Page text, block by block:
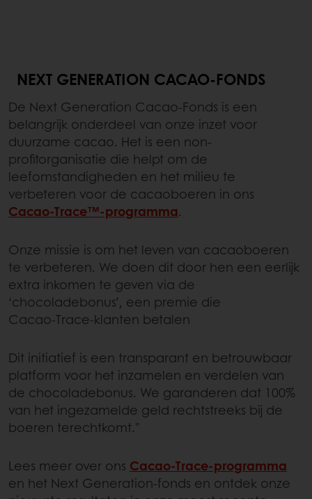
NEXT GENERATION CACAO-FONDS
De Next Generation Cacao-Fonds is een
belangrijk onderdeel van onze inzet voor
duurzame cacao. Het is een non-
profitorganisatie die helpt om de
leefomstandigheden en het milieu te
verbeteren voor de cacaoboeren in ons
Cacao-Trace™-programma.
Onze missie is om het leven van cacaoboeren
te verbeteren. We doen dit door hen een eerlijk
extra inkomen te geven via de
‘chocoladebonus’, een premie die
Cacao‑Trace‑klanten betalen
Dit initiatief is een transparant en betrouwbaar
platform voor het inzamelen en verdelen van
de chocoladebonus. We garanderen dat 100%
van het ingezamelde geld rechtstreeks bij de
boeren terechtkomt."
Lees meer over ons Cacao-Trace‑programma
en het Next Generation‑fonds en ontdek onze